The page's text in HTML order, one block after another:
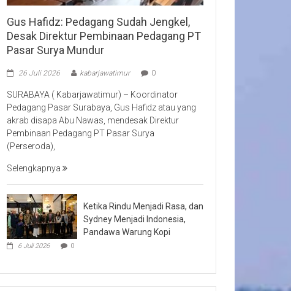
Gus Hafidz: Pedagang Sudah Jengkel,
Desak Direktur Pembinaan Pedagang PT
Pasar Surya Mundur
26 Juli 2026 kabarjawatimur 0
SURABAYA ( Kabarjawatimur) – Koordinator
Pedagang Pasar Surabaya, Gus Hafidz atau yang
akrab disapa Abu Nawas, mendesak Direktur
Pembinaan Pedagang PT Pasar Surya
(Perseroda),
Selengkapnya
Ketika Rindu Menjadi Rasa, dan
Sydney Menjadi Indonesia,
Pandawa Warung Kopi
6 Juli 2026 0